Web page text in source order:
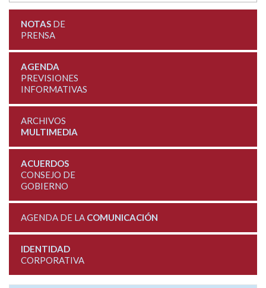
NOTASDE
PRENSA
AGENDA
PREVISIONES
INFORMATIVAS
ARCHIVOS
MULTIMEDIA
ACUERDOS
CONSEJO DE
GOBIERNO
AGENDA DE LA COMUNICACIÓN
IDENTIDAD
CORPORATIVA